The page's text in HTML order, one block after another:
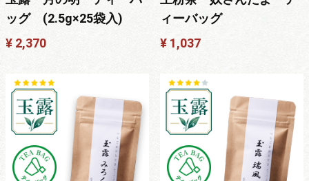
ッグ (2.5g×25袋入)
¥ 2,370
ィーバッグ
¥ 1,037